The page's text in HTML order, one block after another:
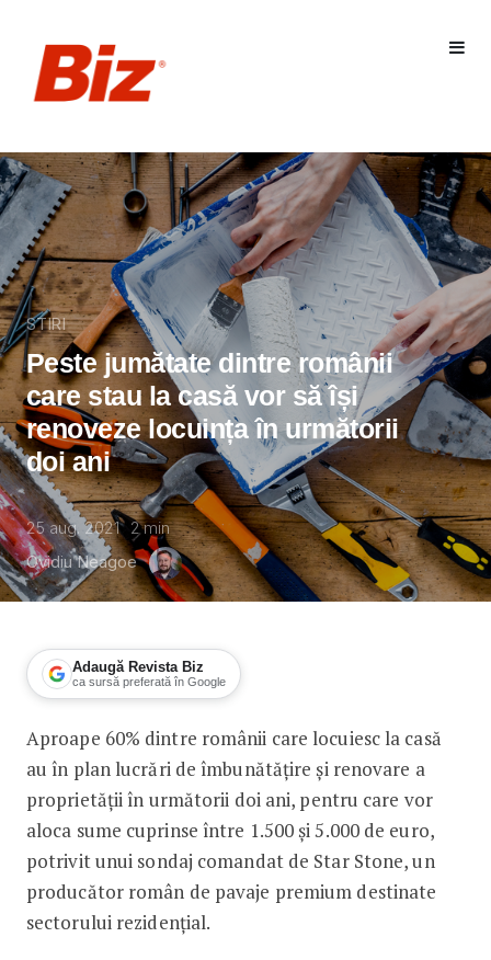
STIRI
Peste jumătate dintre românii
care stau la casă vor să își
renoveze locuința în următorii
doi ani
25 aug. 2021 2min
Ovidiu Neagoe
Adaugă Revista Biz
ca sursă preferată în Google
Peste jumătate dintre românii care
Aproape 60% dintre românii care locuiesc la casă
au în plan lucrări de îmbunătățire și renovare a
proprietății în următorii doi ani, pentru care vor
aloca sume cuprinse între 1.500 și 5.000 de euro,
potrivit unui sondaj comandat de Star Stone, un
producător român de pavaje premium destinate
sectorului rezidențial.